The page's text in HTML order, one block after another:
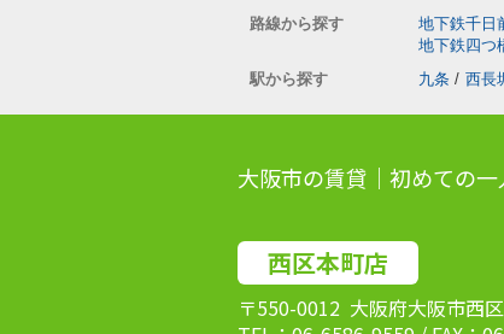
路線から探す
地下鉄千日
地下鉄四つ
駅から探す
九条 / 西長
大阪市の賃貸｜初めての
西区本町店
〒550-0012 大阪府大阪市西